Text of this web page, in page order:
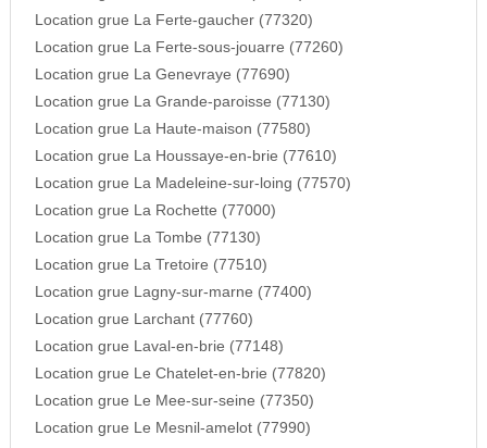
Location grue La Ferte-gaucher (77320)
Location grue La Ferte-sous-jouarre (77260)
Location grue La Genevraye (77690)
Location grue La Grande-paroisse (77130)
Location grue La Haute-maison (77580)
Location grue La Houssaye-en-brie (77610)
Location grue La Madeleine-sur-loing (77570)
Location grue La Rochette (77000)
Location grue La Tombe (77130)
Location grue La Tretoire (77510)
Location grue Lagny-sur-marne (77400)
Location grue Larchant (77760)
Location grue Laval-en-brie (77148)
Location grue Le Chatelet-en-brie (77820)
Location grue Le Mee-sur-seine (77350)
Location grue Le Mesnil-amelot (77990)